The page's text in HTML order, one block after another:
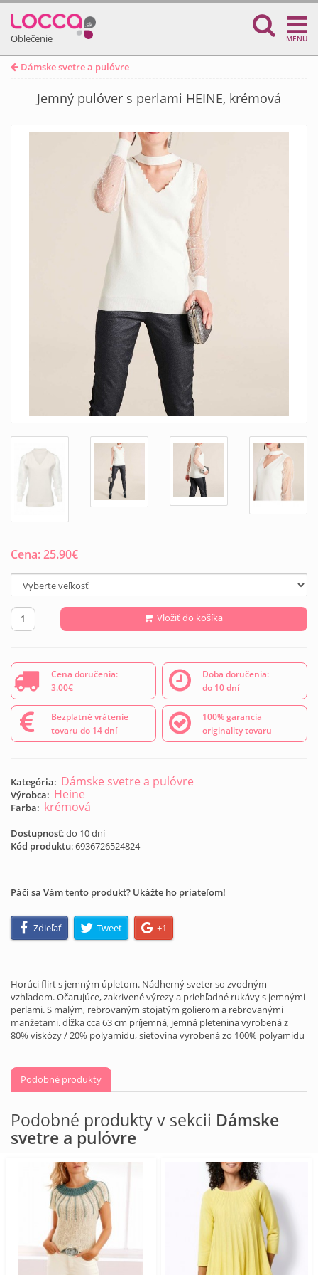
Oblečenie MENU
Dámske svetre a pulóvre
Jemný pulóver s perlami HEINE, krémová
Cena:25.90€
Vložiť do košíka
Cena doručenia:
3.00€
Doba doručenia:
do 10 dní
Bezplatné vrátenie
tovaru do 14 dní
100% garancia
originality tovaru
Kategória: Dámske svetre a pulóvre
Výrobca: Heine
Farba: krémová
Dostupnosť: do 10 dní
Kód produktu:6936726524824
Páči sa Vám tento produkt? Ukážte ho priateľom!
Zdieľať Tweet +1
Horúci flirt s jemným úpletom. Nádherný sveter so zvodným
vzhľadom. Očarujúce, zakrivené výrezy a priehľadné rukávy s jemnými
perlami. S malým, rebrovaným stojatým golierom a rebrovanými
manžetami. dĺžka cca 63 cm príjemná, jemná pletenina vyrobená z
80% viskózy / 20% polyamidu, sieťovina vyrobená zo 100% polyamidu
Podobné produkty
Podobné produkty v sekcii Dámske
svetre a pulóvre